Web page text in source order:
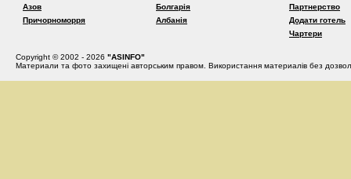
Азов
Причорноморря
Болгарія
Албанія
Партнерство
Додати готель
Чартери
Copyright © 2002 - 2026 "ASINFO"
Материали та фото захищені авторським правом. Використання материалів без